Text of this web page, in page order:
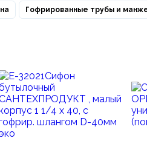
Гофрированные трубы и